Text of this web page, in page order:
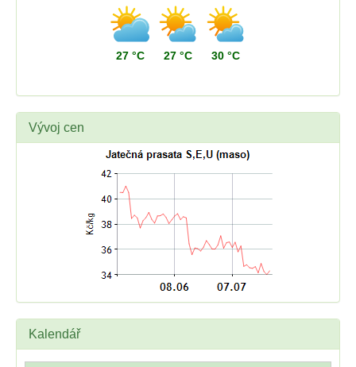
27 °C 27 °C 30 °C
Vývoj cen
Kalendář